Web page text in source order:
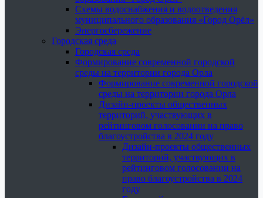
Схемы водоснабжения и водоотведения
муниципального образования «Город Орёл»
Энергосбережение
Городская среда
Городская среда
Формирование современной городской
среды на территории города Орла
Формирование современной городской
среды на территории города Орла
Дизайн-проекты общественных
территорий, участвующих в
рейтинговом голосовании на право
благоустройства в 2024 году
Дизайн-проекты общественных
территорий, участвующих в
рейтинговом голосовании на
право благоустройства в 2024
году